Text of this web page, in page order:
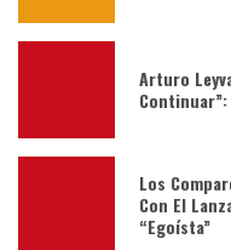
Arturo
Los
Con El
“Egoísta”